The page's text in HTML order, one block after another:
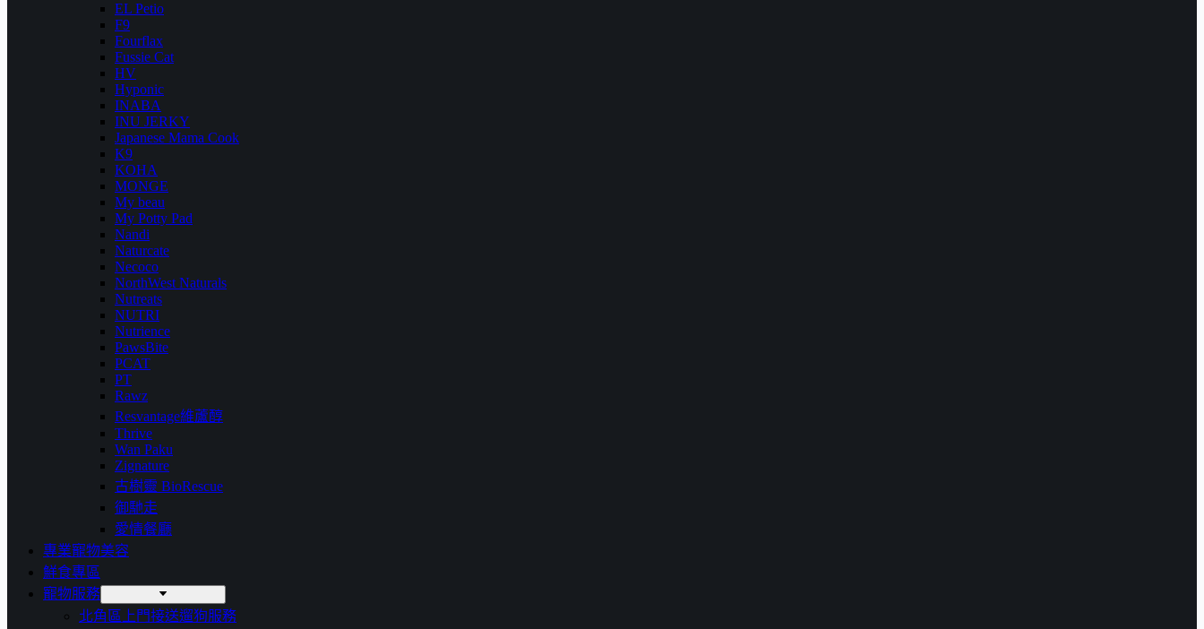
EL Petio
F9
Fourflax
Fussie Cat
HV
Hyponic
INABA
INU JERKY
Japanese Mama Cook
K9
KOHA
MONGE
My beau
My Potty Pad
Nandi
Naturcate
Necoco
NorthWest Naturals
Nutreats
NUTRI
Nutrience
PawsBite
PCAT
PT
Rawz
Resvantage維蘆醇
Thrive
Wan Paku
Zignature
古樹靈 BioRescue
御馳走
愛情餐廳
專業寵物美容
鮮食專區
寵物服務
北角區上門接送遛狗服務